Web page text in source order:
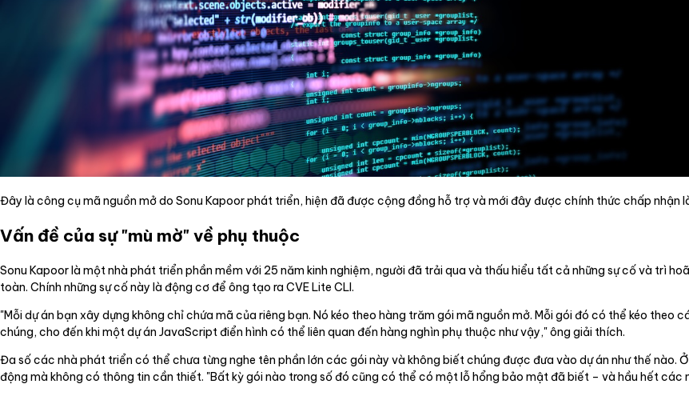
Đây là công cụ mã nguồn mở do Sonu Kapoor phát triển, hiện đã được cộng đồng hỗ trợ và mới đây được chính thức chấp nhận
Vấn đề của sự "mù mờ" về phụ thuộc
Sonu Kapoor là một nhà phát triển phần mềm với 25 năm kinh nghiệm, người đã trải qua và thấu hiểu tất cả những sự cố và trì
toàn. Chính những sự cố này là động cơ để ông tạo ra CVE Lite CLI.
"Mỗi dự án bạn xây dựng không chỉ chứa mã của riêng bạn. Nó kéo theo hàng trăm gói mã nguồn mở. Mỗi gói đó có thể kéo theo
chúng, cho đến khi một dự án JavaScript điển hình có thể liên quan đến hàng nghìn phụ thuộc như vậy," ông giải thích.
Đa số các nhà phát triển có thể chưa từng nghe tên phần lớn các gói này và không biết chúng được đưa vào dự án như thế nào.
động mà không có thông tin cần thiết. "Bất kỳ gói nào trong số đó cũng có thể có một lỗ hổng bảo mật đã biết – và hầu hết các